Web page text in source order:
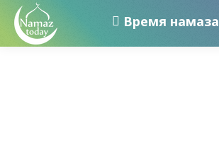
Время намаза